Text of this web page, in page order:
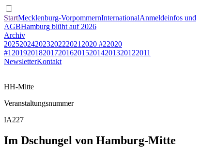
StartMecklenburg-VorpommernInternationalAnmeldeinfos und
AGBHamburg blüht auf 2026
Archiv
20252024202320222021 2020 #22020
#1 201920182017201620152014201320122011
NewsletterKontakt
HH-Mitte
Veranstaltungsnummer
IA227
Im Dschungel von Hamburg-Mitte